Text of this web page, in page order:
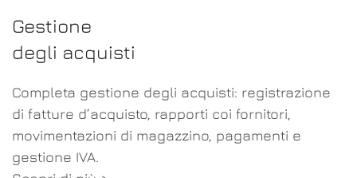
Gestione
degli acquisti
Completa gestione degli acquisti: registrazione
di fatture d’acquisto, rapporti coi fornitori,
movimentazioni di magazzino, pagamenti e
gestione IVA.